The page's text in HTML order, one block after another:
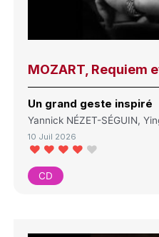
MOZART, Requiem
Un grand geste inspiré
Yannick NÉZET-SÉGUIN,
10 Juil 2026
CD